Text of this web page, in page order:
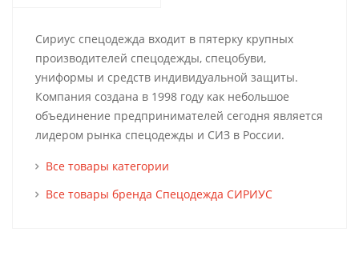
Сириус спецодежда входит в пятерку крупных
производителей спецодежды, спецобуви,
униформы и средств индивидуальной защиты.
Компания создана в 1998 году как небольшое
объединение предпринимателей сегодня является
лидером рынка спецодежды и СИЗ в России.
Все товары категории
Все товары бренда Спецодежда СИРИУС